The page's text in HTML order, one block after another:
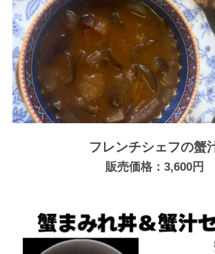
フレンチシェフの蟹
販売価格：3,600円